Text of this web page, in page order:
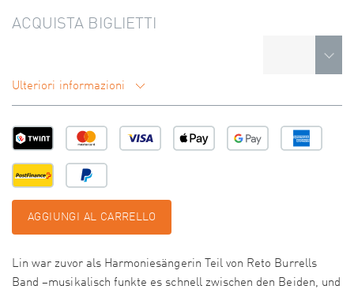
ACQUISTA BIGLIETTI
Ulteriori informazioni
AGGIUNGI AL CARRELLO
Lin war zuvor als Harmoniesängerin Teil von Reto Burrells
Band –musikalisch funkte es schnell zwischen den Beiden, und